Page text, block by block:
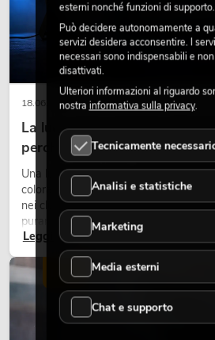
18.06.2026
La luce retrò nel design
perché la luce calda torna ad
Una luce molto calda, superfici
colorati caratterizzano molti lighting
nei club e negli eventi. La luce rétro
puramente nostalgico, ma uno
in modo consapevole: crea atmosfera,
scene e può rendere più emozionali i
Leggi ora
LUCE
esterni nonché funzioni di supporto.
Può decidere autonomamente a
servizi desidera acconsentire. I
necessari sono indispensabili e
disattivati.
Ulteriori informazioni al riguardo
nostra informativa sulla privacy.
Tecnicamente
Analisi e statistiche
Marketing
Media esterni
Chat e supporto